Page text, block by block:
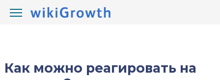
wikiGrowth.com / Блоги /
Как можно реагировать на